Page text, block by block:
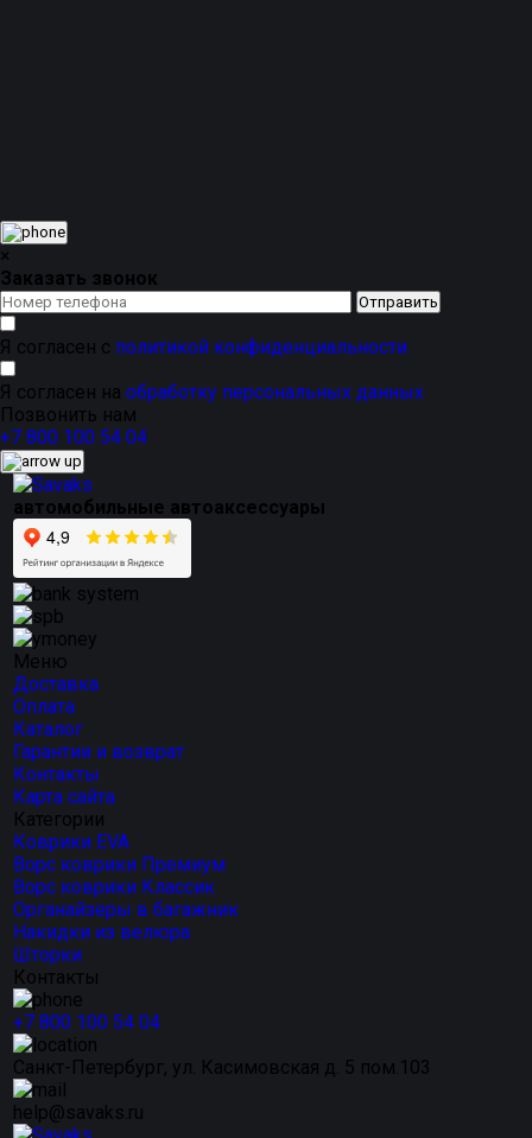
сохранить аккуратный внешний вид автомобиля без
постоянной тонировки.
×
Заказать звонок
Я согласен с политикой конфиденциальности
Я согласен на обработку персональных данных
Позвонить нам
+7 800 100 54 04
автомобильные автоаксессуары
Меню
Доставка
Оплата
Каталог
Гарантии и возврат
Контакты
Карта сайта
Категории
Коврики EVA
Ворс коврики Премиум
Ворс коврики Классик
Органайзеры в багажник
Накидки из велюра
Шторки
Контакты
+7 800 100 54 04
Санкт-Петербург, ул. Касимовская д. 5 пом.103
help@savaks.ru